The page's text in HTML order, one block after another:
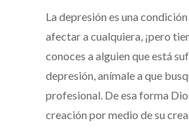
La depresión es una
afectar a cualquiera, ¡pero
conoces a alguien que está
depresión, anímale a que
profesional. De esa forma
creación por medio de su